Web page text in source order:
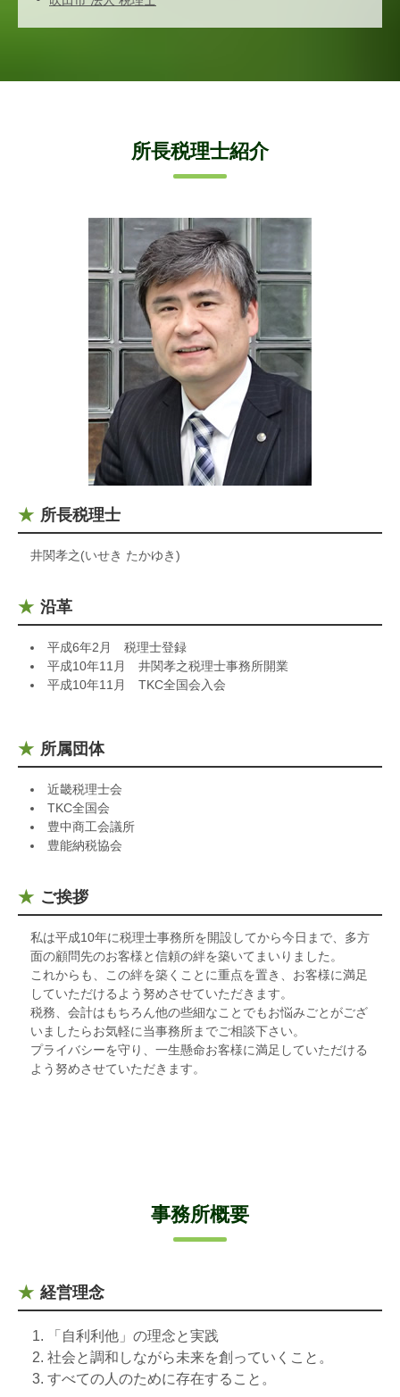
所長税理士紹介
所長税理士
井関孝之(いせき たかゆき)
沿革
平成6年2月 税理士登録
平成10年11月 井関孝之税理士事務所開業
平成10年11月 TKC全国会入会
所属団体
近畿税理士会
TKC全国会
豊中商工会議所
豊能納税協会
ご挨拶
私は平成10年に税理士事務所を開設してから今日まで、多方
面の顧問先のお客様と信頼の絆を築いてまいりました。
これからも、この絆を築くことに重点を置き、お客様に満足
していただけるよう努めさせていただきます。
税務、会計はもちろん他の些細なことでもお悩みごとがござ
いましたらお気軽に当事務所までご相談下さい。
プライバシーを守り、一生懸命お客様に満足していただける
よう努めさせていただきます。
事務所概要
経営理念
「自利利他」の理念と実践
社会と調和しながら未来を創っていくこと。
すべての人のために存在すること。